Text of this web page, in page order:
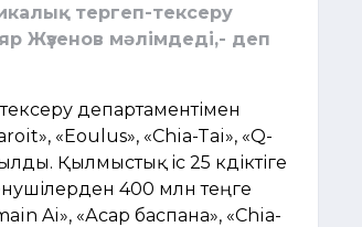
тергеп-тексеру
Жүзенов мәлімдеді,- деп
департаментімен
«Eoulus», «Chia-Tai», «Q-
Қылмыстық іс 25 күдіктіге
400 млн теңге
Ai», «Асар баспана», «Chia-